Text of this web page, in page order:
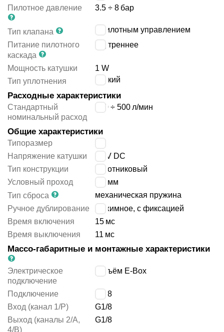
Пилотное давление
3.5 ÷ 8 бар
Тип клапана
с пилотным управлением
Питание пилотного
каскада
внутреннее
Мощность катушки
1 W
Тип уплотнения
мягкий
Расходные характеристики
Стандартный
номинальный расход
480 ÷ 500 л/мин
Общие характеристики
Типоразмер
Напряжение катушки
24 V DC
Тип конструкции
золотниковый
Условный проход
мм
Тип сброса
механическая пружина
Ручное дублирование
нажимное, с фиксацией
Время включения
15 мс
Время выключения
11 мс
Массо-габаритные и монтажные характеристики
Электрическое
подключение
разъём E-Box
Подключение
G1/8
Вход (канал 1/P)
G1/8
Выход (каналы 2/A,
4/B)
G1/8